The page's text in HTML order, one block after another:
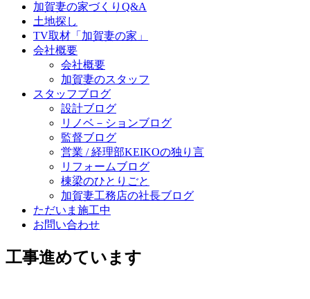
加賀妻の家づくりQ&A
土地探し
TV取材「加賀妻の家」
会社概要
会社概要
加賀妻のスタッフ
スタッフブログ
設計ブログ
リノベ－ションブログ
監督ブログ
営業 / 経理部KEIKOの独り言
リフォームブログ
棟梁のひとりごと
加賀妻工務店の社長ブログ
ただいま施工中
お問い合わせ
工事進めています